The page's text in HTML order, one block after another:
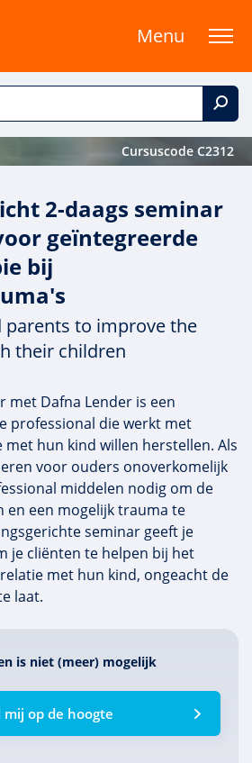
Menu
Cursuscode C2312
2-daags seminar
geïntegreerde
bij
parents to improve the
their children
met Dafna Lender is een
professional die werkt met
hun kind willen herstellen. Als
voor ouders onoverkomelijk
middelen nodig om de
en een mogelijk trauma te
seminar geeft je
je cliënten te helpen bij het
met hun kind, ongeacht de
laat.
is niet (meer) mogelijk
mij op de hoogte